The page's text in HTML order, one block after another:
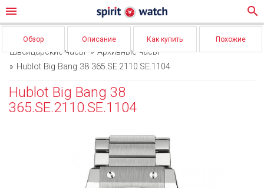
menu search
Обзор Описание Как купить Похожие
Швейцарские часы
Архивные часы
Hublot Big Bang 38 365.SE.2110.SE.1104
Hublot Big Bang 38
365.SE.2110.SE.1104